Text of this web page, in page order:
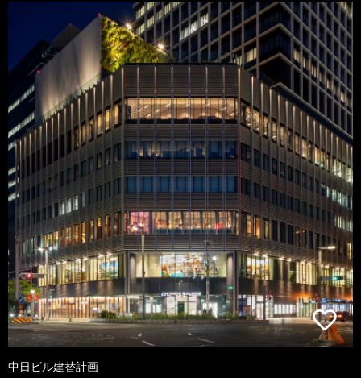
中日ビル建替計画